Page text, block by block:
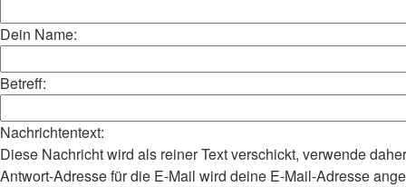
Dein Name:
Betreff:
Nachrichtentext:
Diese Nachricht wird als reiner Text verschickt, verwende
Antwort-Adresse für die E-Mail wird deine E-Mail-Adresse